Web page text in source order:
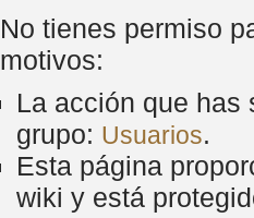
No tienes permiso
motivos:
La acción que has
grupo: Usuarios.
Esta página
wiki y está